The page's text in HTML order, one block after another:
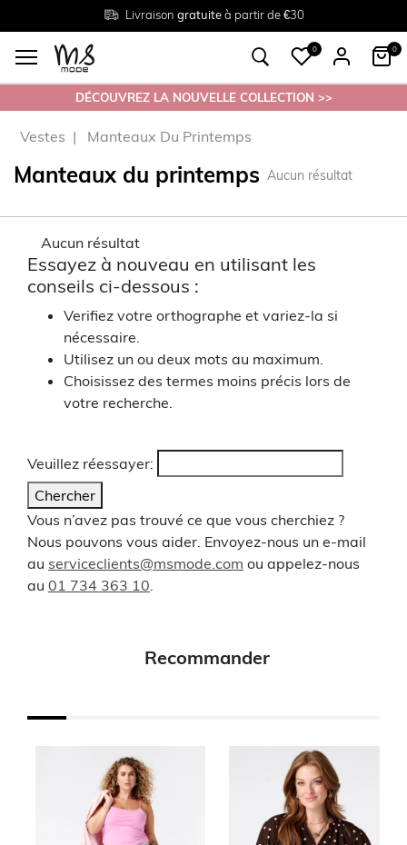
Livraison gratuiteà partir de €30
Tailles du38 au 54
Retourgratuit en magasin
0 0
DÉCOUVREZ LA NOUVELLE COLLECTION >>
Vestes Manteaux Du Printemps
Manteaux du printemps Aucun résultat
Aucun résultat
Essayez à nouveau en utilisant les
conseils ci-dessous :
Verifiez votre orthographe et variez-la si
nécessaire.
Utilisez un ou deux mots au maximum.
Choisissez des termes moins précis lors de
votre recherche.
Veuillez réessayer:
Chercher
Vous n’avez pas trouvé ce que vous cherchiez ?
Nous pouvons vous aider. Envoyez-nous un e-mail
au serviceclients@msmode.com ou appelez-nous
au 01 734 363 10
Recommander